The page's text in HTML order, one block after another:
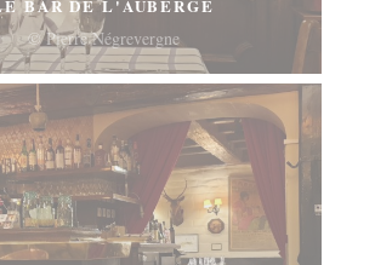
BAR DE L'AUBERGE
© Pierre Négrevergne